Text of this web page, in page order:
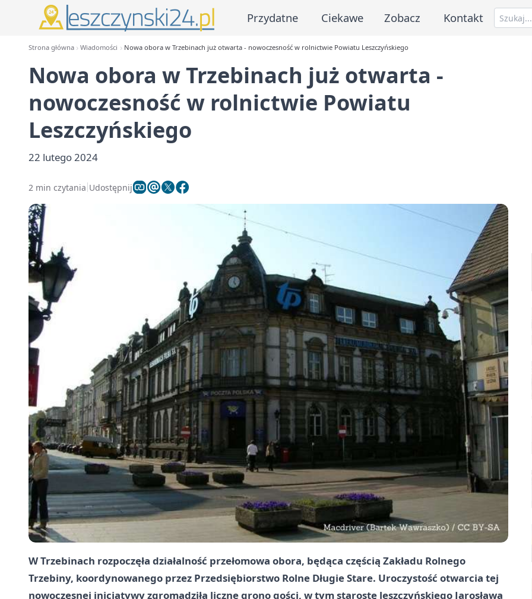
Przydatne Ciekawe Zobacz Kontakt
Strona główna Wiadomości Nowa obora w Trzebinach już otwarta - nowoczesność w rolnictwie Powiatu Leszczyńskiego
Nowa obora w Trzebinach już otwarta -
nowoczesność w rolnictwie Powiatu
Leszczyńskiego
22 lutego 2024
2 min czytania Udostępnij
W Trzebinach rozpoczęła działalność przełomowa obora, będąca częścią Zakładu Rolnego
Trzebiny, koordynowanego przez Przedsiębiorstwo Rolne Długie Stare. Uroczystość otwarcia tej
nowoczesnej inicjatywy zgromadziła liczne grono gości, w tym starostę leszczyńskiego Jarosława